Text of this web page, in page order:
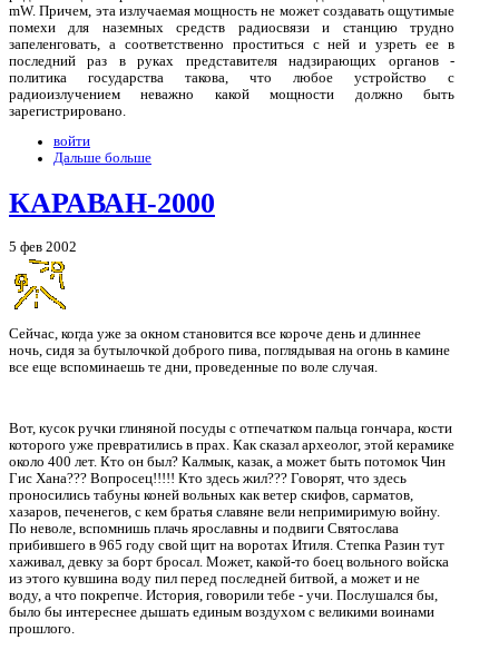
mW. Причем, эта излучаемая мощность не может создавать ощутимые
помехи для наземных средств радиосвязи и станцию трудно
запеленговать, а соответственно проститься с ней и узреть ее в
последний раз в руках представителя надзирающих органов -
политика государства такова, что любое устройство с
радиоизлучением неважно какой мощности должно быть
зарегистрировано.
войти
Дальше больше
КАРАВАН-2000
5 фев 2002
Сейчас, когда уже за окном становится все короче день и длиннее
ночь, сидя за бутылочкой доброго пива, поглядывая на огонь в камине
все еще вспоминаешь те дни, проведенные по воле случая.
Вот, кусок ручки глиняной посуды с отпечатком пальца гончара, кости
которого уже превратились в прах. Как сказал археолог, этой керамике
около 400 лет. Кто он был? Калмык, казак, а может быть потомок Чин
Гис Хана??? Вопросец!!!!! Кто здесь жил??? Говорят, что здесь
проносились табуны коней вольных как ветер скифов, сарматов,
хазаров, печенегов, с кем братья славяне вели непримиримую войну.
По неволе, вспомнишь плачь ярославны и подвиги Святослава
прибившего в 965 году свой щит на воротах Итиля. Степка Разин тут
хаживал, девку за борт бросал. Может, какой-то боец вольного войска
из этого кувшина воду пил перед последней битвой, а может и не
воду, а что покрепче. История, говорили тебе - учи. Послушался бы,
было бы интереснее дышать единым воздухом с великими воинами
прошлого.